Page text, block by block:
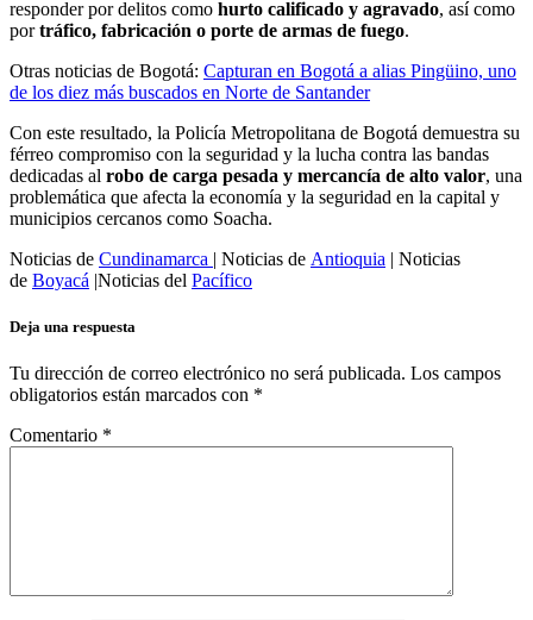
responder por delitos como hurto calificado y agravado, así como
portráfico, fabricación o porte de armas de fuego.
Otras noticias de Bogotá: Capturan en Bogotá a alias Pingüino, uno
de los diez más buscados en Norte de Santander
Con este resultado, la Policía Metropolitana de Bogotá demuestra su
férreo compromiso con la seguridad y la lucha contra las bandas
dedicadas al robo de carga pesada y mercancía de alto valor, una
problemática que afecta la economía y la seguridad en la capital y
municipios cercanos como Soacha.
Noticias de Cundinamarca | Noticias de Antioquia | Noticias
de Boyacá |Noticias del Pacífico
Deja una respuesta
Tu dirección de correo electrónico no será publicada. Los campos
obligatorios están marcados con *
Comentario *